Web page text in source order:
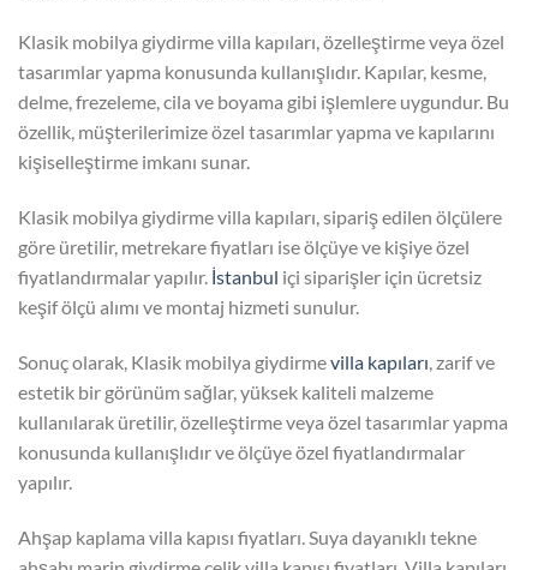
Klasik mobilya giydirme villa kapıları, özelleştirme veya özel
tasarımlar yapma konusunda kullanışlıdır. Kapılar, kesme,
delme, frezeleme, cila ve boyama gibi işlemlere uygundur. Bu
özellik, müşterilerimize özel tasarımlar yapma ve kapılarını
kişiselleştirme imkanı sunar.
Klasik mobilya giydirme villa kapıları, sipariş edilen ölçülere
göre üretilir, metrekare fiyatları ise ölçüye ve kişiye özel
fiyatlandırmalar yapılır. İstanbul içi siparişler için ücretsiz
keşif ölçü alımı ve montaj hizmeti sunulur.
Sonuç olarak, Klasik mobilya giydirmevilla kapıları, zarif ve
estetik bir görünüm sağlar, yüksek kaliteli malzeme
kullanılarak üretilir, özelleştirme veya özel tasarımlar yapma
konusunda kullanışlıdır ve ölçüye özel fiyatlandırmalar
yapılır.
Ahşap kaplama villa kapısı fiyatları. Suya dayanıklı tekne